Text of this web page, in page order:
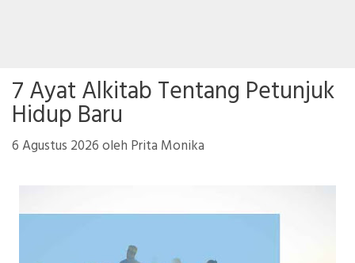
7 Ayat Alkitab Tentang Petunjuk
Hidup Baru
6 Agustus 2026oleh Prita Monika